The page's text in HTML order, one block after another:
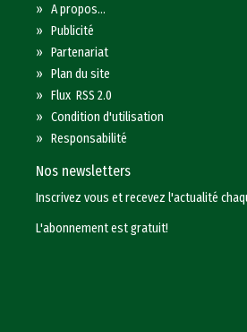
»A propos...
»Publicité
»Partenariat
»Plan du site
»Flux RSS 2.0
»Condition d'utilisation
»Responsabilité
Nos newsletters
Inscrivez vous et recevez l'actualité
L'abonnement est gratuit!